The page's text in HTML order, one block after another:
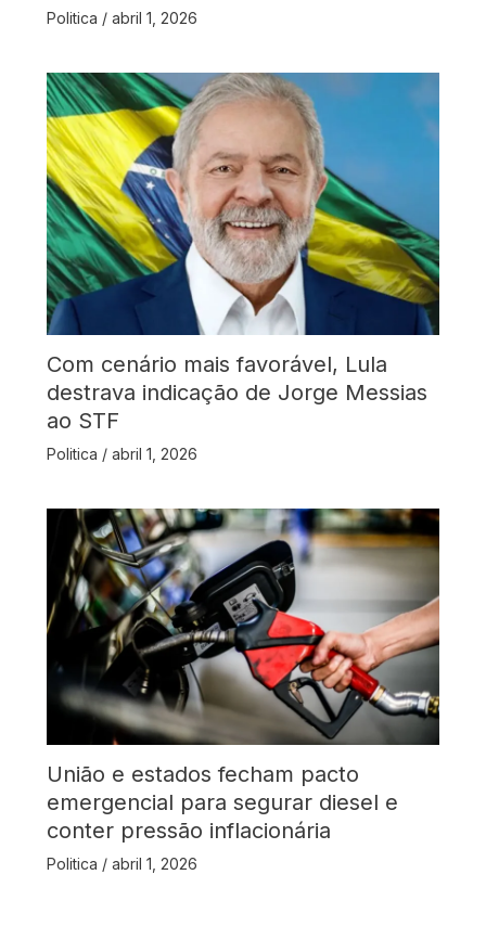
Politica / abril 1, 2026
Com cenário mais favorável, Lula
destrava indicação de Jorge Messias
ao STF
Politica / abril 1, 2026
União e estados fecham pacto
emergencial para segurar diesel e
conter pressão inflacionária
Politica / abril 1, 2026